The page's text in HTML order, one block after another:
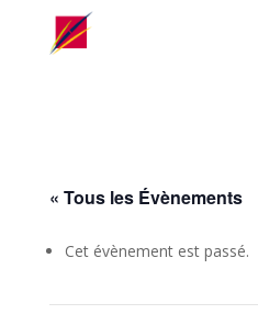
« Tous les Évènements
Cet évènement est passé.